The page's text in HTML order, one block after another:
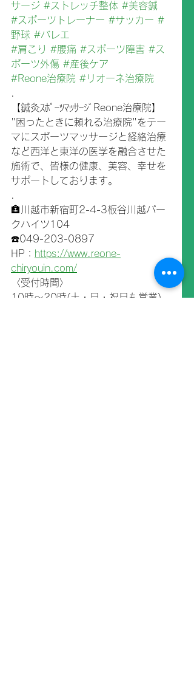
サージ #ストレッチ整体 #美容鍼
#スポーツトレーナー #サッカー #
野球 #バレエ
#肩こり #腰痛 #スポーツ障害 #ス
ポーツ外傷 #産後ケア
#Reone治療院 #リオーネ治療院
【鍼灸ｽﾎﾟｰﾂﾏｯｻｰｼﾞReone治療院】
"困ったときに頼れる治療院"をテー
マにスポーツマッサージと経絡治療
など西洋と東洋の医学を融合させた
施術で、皆様の健康、美容、幸せを
サポートしております。
🏣川越市新宿町2-4-3板谷川越パー
クハイツ104
☎️049-203-0897
HP： https://www.reone-
chiryouin.com/
〈受付時間〉
10時～20時(土・日・祝日も営業)